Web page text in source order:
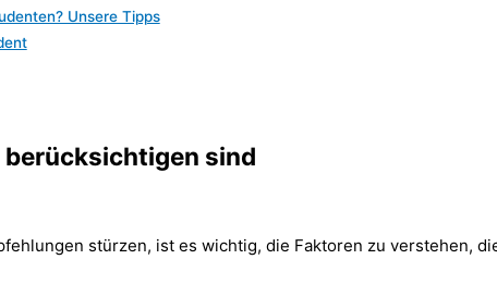
Unsere Tipps
sind
stürzen, ist es wichtig, die Faktoren zu verstehen,